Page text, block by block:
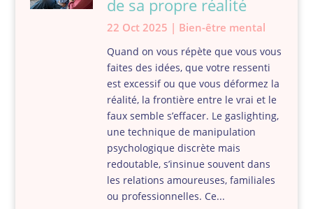
de sa propre réalité
22 Oct 2025 | Bien-être mental
Quand on vous répète que vous vous
faites des idées, que votre ressenti
est excessif ou que vous déformez la
réalité, la frontière entre le vrai et le
faux semble s’effacer. Le gaslighting,
une technique de manipulation
psychologique discrète mais
redoutable, s’insinue souvent dans
les relations amoureuses, familiales
ou professionnelles. Ce...